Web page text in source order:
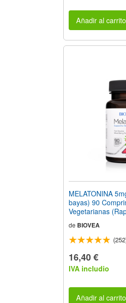
Añadir al carrito
MELATONINA
bayas) 90
Vegetarianas
de BIOVEA
16,40 €
IVA includio
Añadir al carrito